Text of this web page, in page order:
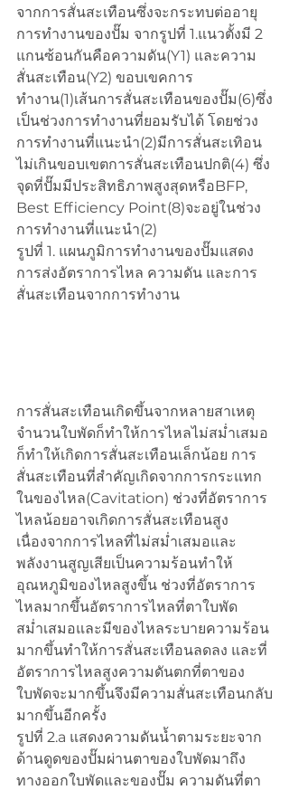
จากการสั่นสะเทือนซึ่งจะกระทบต่ออายุ
การทำงานของปั๊ม จากรูปที่ 1.แนวตั้งมี 2
แกนซ้อนกันคือความดัน(Y1) และความ
สั่นสะเทือน(Y2) ขอบเขคการ
ทำงาน(1)เส้นการสั่นสะเทือนของปั๊ม(6)ซึ่ง
เป็นช่วงการทำงานที่ยอมรับได้ โดยช่วง
การทำงานที่แนะนำ(2)มีการสั่นสะเทิอน
ไม่เกินขอบเขตการสั่นสะเทือนปกติ(4) ซึ่ง
จุดที่ปั๊มมีประสิทธิภาพสูงสุดหรือBFP,
Best Efficiency Point(8)จะอยู่ในช่วง
การทำงานที่แนะนำ(2)
รูปที่ 1. แผนภูมิการทำงานของปั๊มแสดง
การส่งอัตราการไหล ความดัน และการ
สั่นสะเทือนจากการทำงาน
การสั่นสะเทือนเกิดขึ้นจากหลายสาเหตุ
จำนวนใบพัดก็ทำให้การไหลไม่สม่ำเสมอ
ก็ทำให้เกิดการสั่นสะเทือนเล็กน้อย การ
สั่นสะเทือนที่สำคัญเกิดจากการกระแทก
ในของไหล(Cavitation) ช่วงที่อัตราการ
ไหลน้อยอาจเกิดการสั่นสะเทือนสูง
เนื่องจากการไหลที่ไม่สม่ำเสมอและ
พลังงานสูญเสียเป็นความร้อนทำให้
อุณหภูมิของไหลสูงขึ้น ช่วงที่อัตราการ
ไหลมากขึ้นอัตราการไหลที่ตาใบพัด
สม่ำเสมอและมีของไหลระบายความร้อน
มากขึ้นทำให้การสั่นสะเทือนลดลง และที่
อัตราการไหลสูงความดันตกที่ตาของ
ใบพัดจะมากขึ้นจึงมีความสั่นสะเทือนกลับ
มากขึ้นอีกครั้ง
รูปที่ 2.a แสดงความดันน้ำตามระยะจาก
ด้านดูดของปั๊มผ่านตาของใบพัดมาถึง
ทางออกใบพัดและของปั๊ม ความดันที่ตา